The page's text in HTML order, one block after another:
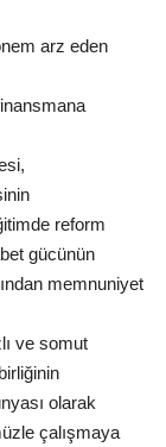
arz eden
reform
gücünün
memnuniyet
ve somut
olarak
çalışmaya